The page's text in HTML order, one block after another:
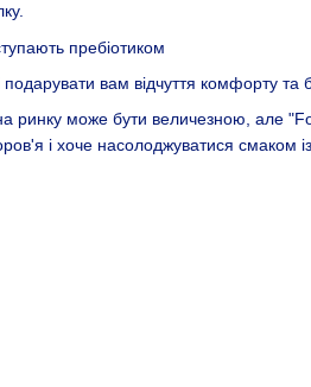
пребіотиком
вам відчуття комфорту та
на ринку може бути величезною,
і хоче насолоджуватися